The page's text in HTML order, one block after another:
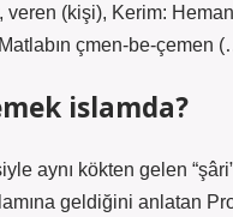
veren (kişi), Kerim:
çmen-be-çemen
islamda?
aynı kökten gelen
geldiğini anlatan